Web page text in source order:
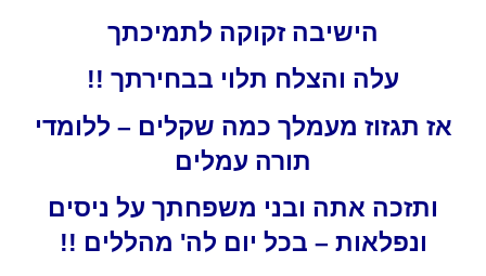
הישיבה זקוקה לתמיכתך
עלה והצלח תלוי בבחירתך !!
אז תגזוז מעמלך כמה שקלים – ללומדי
תורה עמלים
ותזכה אתה ובני משפחתך על ניסים
ונפלאות – בכל יום לה' מהללים !!